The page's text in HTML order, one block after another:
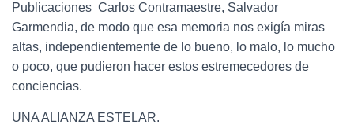
Publicaciones Carlos Contramaestre, Salvador
Garmendia, de modo que esa memoria nos exigía miras
altas, independientemente de lo bueno, lo malo, lo mucho
o poco, que pudieron hacer estos estremecedores de
conciencias.
UNA ALIANZA ESTELAR.